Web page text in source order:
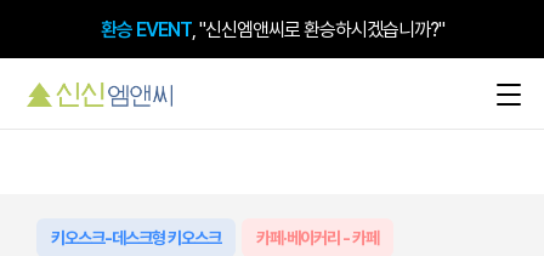
환승 EVENT, "신신엠앤씨로 환승하시겠습니까?"
키오스크-데스크형 키오스크 카페·베이커리 - 카페